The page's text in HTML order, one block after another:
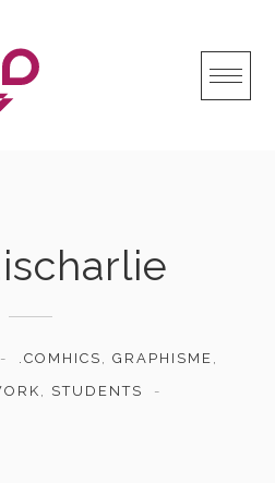
.COMHICS , GRAPHISME ,
, STUDENTS